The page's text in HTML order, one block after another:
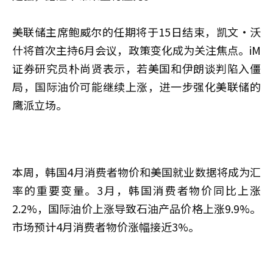
美联储主席鲍威尔的任期将于15日结束，凯文·沃
什将首次主持6月会议，政策变化成为关注焦点。iM
证券研究员朴尚贤表示，若美国和伊朗谈判陷入僵
局，国际油价可能继续上涨，进一步强化美联储的
鹰派立场。
本周，韩国4月消费者物价和美国就业数据将成为汇
率的重要变量。3月，韩国消费者物价同比上涨
2.2%，国际油价上涨导致石油产品价格上涨9.9%。
市场预计4月消费者物价涨幅接近3%。